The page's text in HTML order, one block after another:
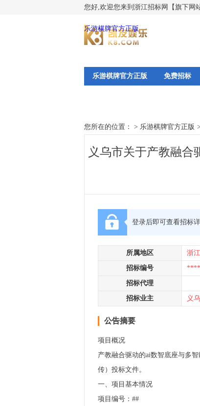
您好,欢迎您来到浙江招标网【旗下网
乐游棋牌官方正版
乐游棋牌官方正版 免费招标
您所在的位置： > 乐游棋牌官方正版 >
义乌市关于产教融合
登录后即可查看招标
所属地区 浙江
招标编号
招标代理
招标业主 义
公告摘要
项目概况
产教融合驱动的ai数智底座与多
传）投标文件。
一、项目基本情况
项目编号：##